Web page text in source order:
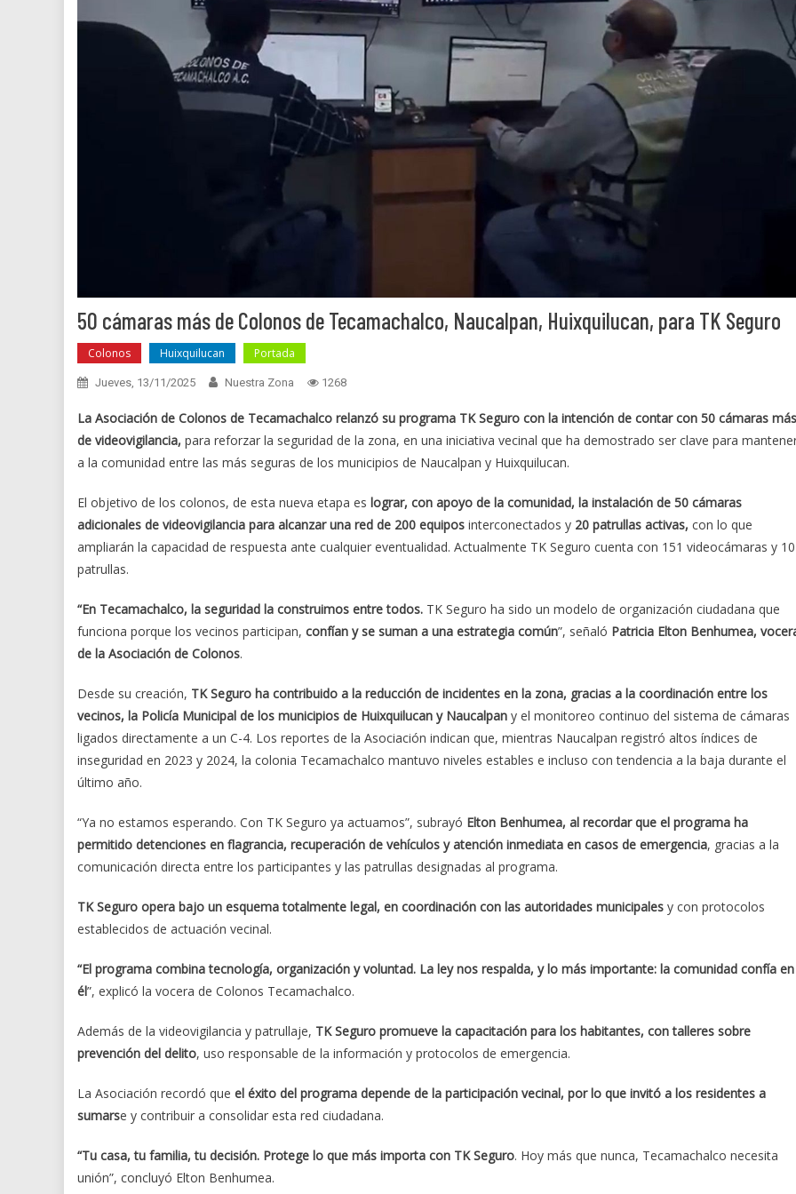
50 cámaras más de Colonos de Tecamachalco, Naucalpan, Huixquilucan, para TK Seguro
Colonos Huixquilucan Portada
Jueves, 13/11/2025 Nuestra Zona 1268
La Asociación de Colonos de Tecamachalco relanzó su programa TK Seguro con la intención de contar con 50 cámaras más
de videovigilancia, para reforzar la seguridad de la zona, en una iniciativa vecinal que ha demostrado ser clave para
a la comunidad entre las más seguras de los municipios de Naucalpan y Huixquilucan.
El objetivo de los colonos, de esta nueva etapa es lograr, con apoyo de la comunidad, la instalación de 50 cámaras
adicionales de videovigilancia para alcanzar una red de 200 equipos interconectados y 20 patrullas activas, con lo que
ampliarán la capacidad de respuesta ante cualquier eventualidad. Actualmente TK Seguro cuenta con 151 videocámaras y 10
patrullas.
“En Tecamachalco, la seguridad la construimos entre todos. TK Seguro ha sido un modelo de organización ciudadana que
funciona porque los vecinos participan, confían y se suman a una estrategia común”, señaló Patricia Elton Benhumea,
de la Asociación de Colonos.
Desde su creación, TK Seguro ha contribuido a la reducción de incidentes en la zona, gracias a la coordinación entre los
vecinos, la Policía Municipal de los municipios de Huixquilucan y Naucalpan y el monitoreo continuo del sistema de cámaras
ligados directamente a un C-4. Los reportes de la Asociación indican que, mientras Naucalpan registró altos índices de
inseguridad en 2023 y 2024, la colonia Tecamachalco mantuvo niveles estables e incluso con tendencia a la baja durante el
último año.
“Ya no estamos esperando. Con TK Seguro ya actuamos”, subrayó Elton Benhumea, al recordar que el programa ha
permitido detenciones en flagrancia, recuperación de vehículos y atención inmediata en casos de emergencia, gracias a la
comunicación directa entre los participantes y las patrullas designadas al programa.
TK Seguro opera bajo un esquema totalmente legal, en coordinación con las autoridades municipales y con protocolos
establecidos de actuación vecinal.
“El programa combina tecnología, organización y voluntad. La ley nos respalda, y lo más importante: la comunidad confía en
él”, explicó la vocera de Colonos Tecamachalco.
Además de la videovigilancia y patrullaje, TK Seguro promueve la capacitación para los habitantes, con talleres sobre
prevención del delito, uso responsable de la información y protocolos de emergencia.
La Asociación recordó que el éxito del programa depende de la participación vecinal, por lo que invitó a los residentes a
sumarse y contribuir a consolidar esta red ciudadana.
“Tu casa, tu familia, tu decisión. Protege lo que más importa con TK Seguro. Hoy más que nunca, Tecamachalco necesita
unión”, concluyó Elton Benhumea.